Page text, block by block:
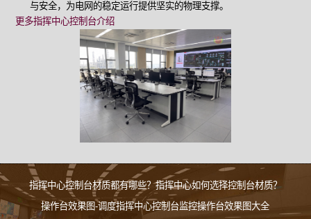
与安全，为电网的稳定运行提供坚实的物理支撑。
更多指挥中心控制台介绍
指挥中心控制台材质都有哪些？指挥中心如何选择控制台材质？
操作台效果图-调度指挥中心控制台监控操作台效果图大全